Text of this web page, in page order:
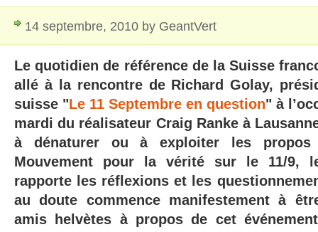
14 septembre, 2010 by GeantVert
Le quotidien de référence de la Suisse
allé à la rencontre de Richard Golay,
suisse "Le 11 Septembre en question" à
mardi du réalisateur Craig Ranke à
à dénaturer ou à exploiter les
Mouvement pour la vérité sur le 11/9,
rapporte les réflexions et les
au doute commence manifestement à
amis helvètes à propos de cet